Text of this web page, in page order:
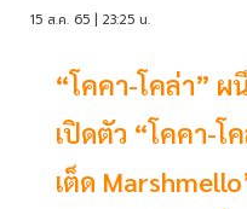
15 ส.ค. 65 | 23:25 น.
“โคคา-โคล่า” ผ
เปิดตัว “โคคา-
เต็ด